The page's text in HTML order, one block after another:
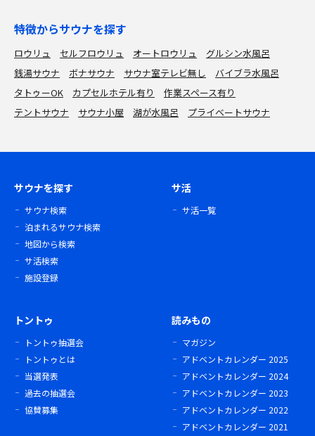
特徴からサウナを探す
ロウリュ セルフロウリュ オートロウリュ
グルシン水風呂
銭湯サウナ
ボナサウナ サウナ室テレビ無し
バイブラ水風呂
タトゥーOK
カプセルホテル有り
作業スペース有り
テントサウナ
サウナ小屋 湖が水風呂 プライベートサウナ
サウナを探す
サウナ検索
泊まれるサウナ検索
地図から検索
サ活検索
施設登録
サ活
サ活一覧
トントゥ
トントゥ抽選会
トントゥとは
当選発表
過去の抽選会
協賛募集
読みもの
マガジン
アドベントカレンダー 2025
アドベントカレンダー 2024
アドベントカレンダー 2023
アドベントカレンダー 2022
アドベントカレンダー 2021